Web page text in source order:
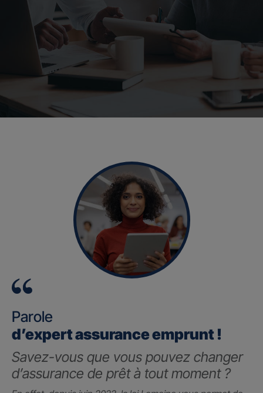
Parole
d’expert assurance emprunt !
Savez-vous que vous pouvez changer
d’assurance de prêt à tout moment ?